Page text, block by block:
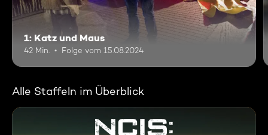
1: Katz und Maus
42 Min. Folge vom 15.08.2024
Alle Staffeln im Überblick